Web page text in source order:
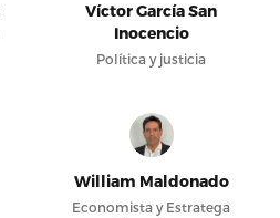
Víctor García San
Inocencio
Política y justicia
William Maldonado
Economista y Estratega